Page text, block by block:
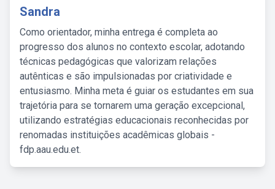
Sandra
Como orientador, minha entrega é completa ao
progresso dos alunos no contexto escolar, adotando
técnicas pedagógicas que valorizam relações
autênticas e são impulsionadas por criatividade e
entusiasmo. Minha meta é guiar os estudantes em sua
trajetória para se tornarem uma geração excepcional,
utilizando estratégias educacionais reconhecidas por
renomadas instituições acadêmicas globais -
fdp.aau.edu.et.